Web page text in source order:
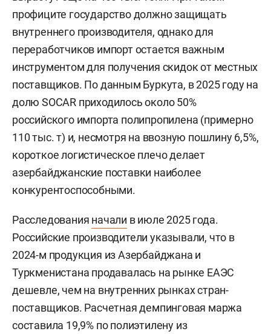
профиците государство должно защищать
внутреннего производителя, однако для
переработчиков импорт остается важным
инструментом для получения скидок от местных
поставщиков. По данным Буркута, в 2025 году на
долю SOCAR приходилось около 50%
российского импорта полипропилена (примерно
110 тыс. т) и, несмотря на ввозную пошлину 6,5%,
короткое логистическое плечо делает
азербайджанские поставки наиболее
конкурентоспособными.
Расследования начали в июле 2025 года.
Российские производители указывали, что в
2024-м продукция из Азербайджана и
Туркменистана продавалась на рынке ЕАЭС
дешевле, чем на внутренних рынках стран-
поставщиков. Расчетная демпинговая маржа
составила 19,9% по полиэтилену из